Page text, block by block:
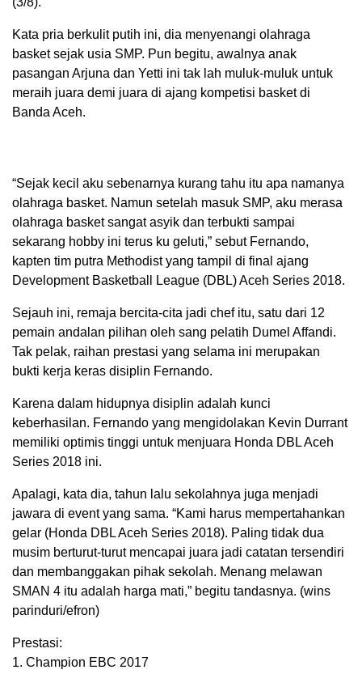
Kata pria berkulit putih ini, dia menyenangi olahraga
basket sejak usia SMP. Pun begitu, awalnya anak
pasangan Arjuna dan Yetti ini tak lah muluk-muluk untuk
meraih juara demi juara di ajang kompetisi basket di
Banda Aceh.
“Sejak kecil aku sebenarnya kurang tahu itu apa namanya
olahraga basket. Namun setelah masuk SMP, aku merasa
olahraga basket sangat asyik dan terbukti sampai
sekarang hobby ini terus ku geluti,” sebut Fernando,
kapten tim putra Methodist yang tampil di final ajang
Development Basketball League (DBL) Aceh Series 2018.
Sejauh ini, remaja bercita-cita jadi chef itu, satu dari 12
pemain andalan pilihan oleh sang pelatih Dumel Affandi.
Tak pelak, raihan prestasi yang selama ini merupakan
bukti kerja keras disiplin Fernando.
Karena dalam hidupnya disiplin adalah kunci
keberhasilan. Fernando yang mengidolakan Kevin Durrant
memiliki optimis tinggi untuk menjuara Honda DBL Aceh
Series 2018 ini.
Apalagi, kata dia, tahun lalu sekolahnya juga menjadi
jawara di event yang sama. “Kami harus mempertahankan
gelar (Honda DBL Aceh Series 2018). Paling tidak dua
musim berturut-turut mencapai juara jadi catatan tersendiri
dan membanggakan pihak sekolah. Menang melawan
SMAN 4 itu adalah harga mati,” begitu tandasnya. (wins
parinduri/efron)
Prestasi:
1. Champion EBC 2017